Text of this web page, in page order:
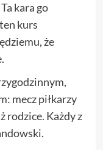
kara go
kurs
że
mecz piłkarzy
rodzice. Każdy z